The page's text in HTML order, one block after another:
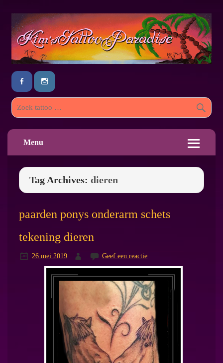
Menu
Tag Archives: dieren
paarden ponys onderarm schets
tekening dieren
26 mei 2019 Geef een reactie